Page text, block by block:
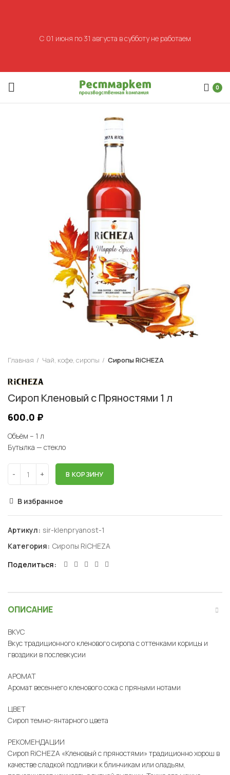
0
Главная Чай, кофе, сиропы Сиропы RiCHEZA
Сироп Кленовый с Пряностями 1 л
600.0 ₽
Объём – 1 л
Бутылка — стекло
В КОРЗИНУ
В избранное
Артикул: sir-klenpryanost-1
Категория: Сиропы RiCHEZA
Поделиться
ОПИСАНИЕ
ВКУС
Вкус традиционного кленового сиропа с оттенками корицы и
гвоздики в послевкусии
АРОМАТ
Аромат весеннего кленового сока с пряными нотами
ЦВЕТ
Сироп темно-янтарного цвета
РЕКОМЕНДАЦИИ
Сироп RiCHEZA «Кленовый с пряностями» традиционно хорош в
качестве сладкой подливки к блинчикам или оладьям,
С 01 июня по 31 августа в субботу не работаем